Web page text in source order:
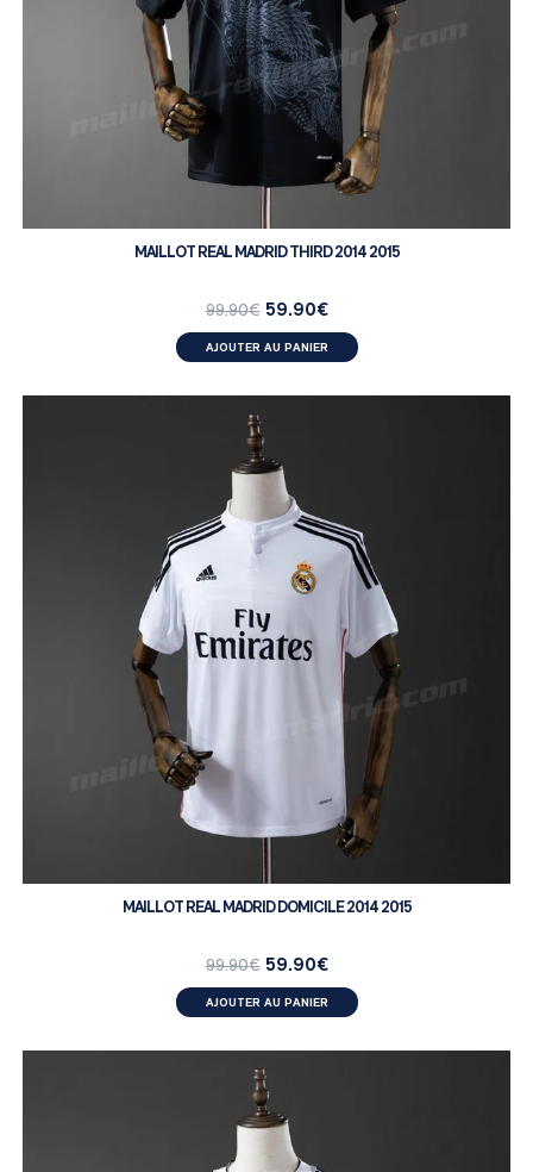
MAILLOT REAL MADRID THIRD 2014 2015
99.90€ 59.90€
AJOUTER AU PANIER
MAILLOT REAL MADRID DOMICILE 2014 2015
99.90€ 59.90€
AJOUTER AU PANIER